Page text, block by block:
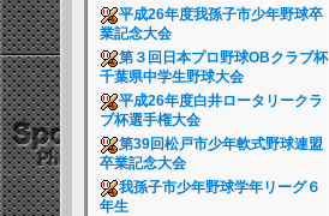
平成26年度我孫子市少年野球卒
業記念大会
第３回日本プロ野球OBクラブ杯
千葉県中学生野球大会
平成26年度白井ロータリークラ
ブ杯選手権大会
第39回松戸市少年軟式野球連盟
卒業記念大会
我孫子市少年野球学年リーグ６
年生